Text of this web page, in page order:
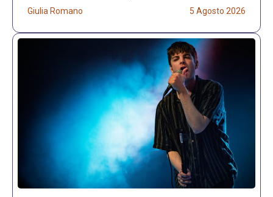
Giulia Romano 5 Agosto 2026